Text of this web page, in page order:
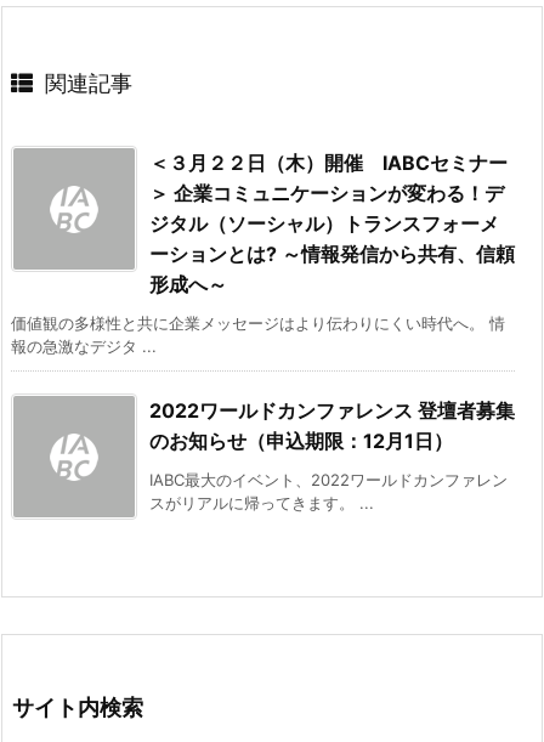
関連記事
＜３月２２日（木）開催 IABCセミナー
＞ 企業コミュニケーションが変わる！デ
ジタル（ソーシャル）トランスフォーメ
ーションとは? ～情報発信から共有、信頼
形成へ～
価値観の多様性と共に企業メッセージはより伝わりにくい時代へ。 情
報の急激なデジタ ...
2022ワールドカンファレンス 登壇者募集
のお知らせ（申込期限：12月1日）
IABC最大のイベント、2022ワールドカンファレン
スがリアルに帰ってきます。 ...
サイト内検索